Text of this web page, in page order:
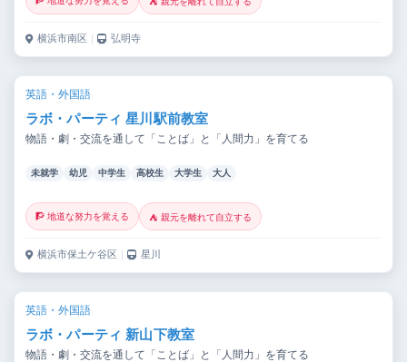
横浜市南区 ｜ 弘明寺
英語・外国語
ラボ・パーティ 星川駅前教室
物語・劇・交流を通して「ことば」と「人間力」を育てる
未就学 幼児 中学生 高校生 大学生 大人
🧗 地道な努力を覚える ⛺ 親元を離れて自立する
横浜市保土ケ谷区 ｜ 星川
英語・外国語
ラボ・パーティ 新山下教室
物語・劇・交流を通して「ことば」と「人間力」を育てる